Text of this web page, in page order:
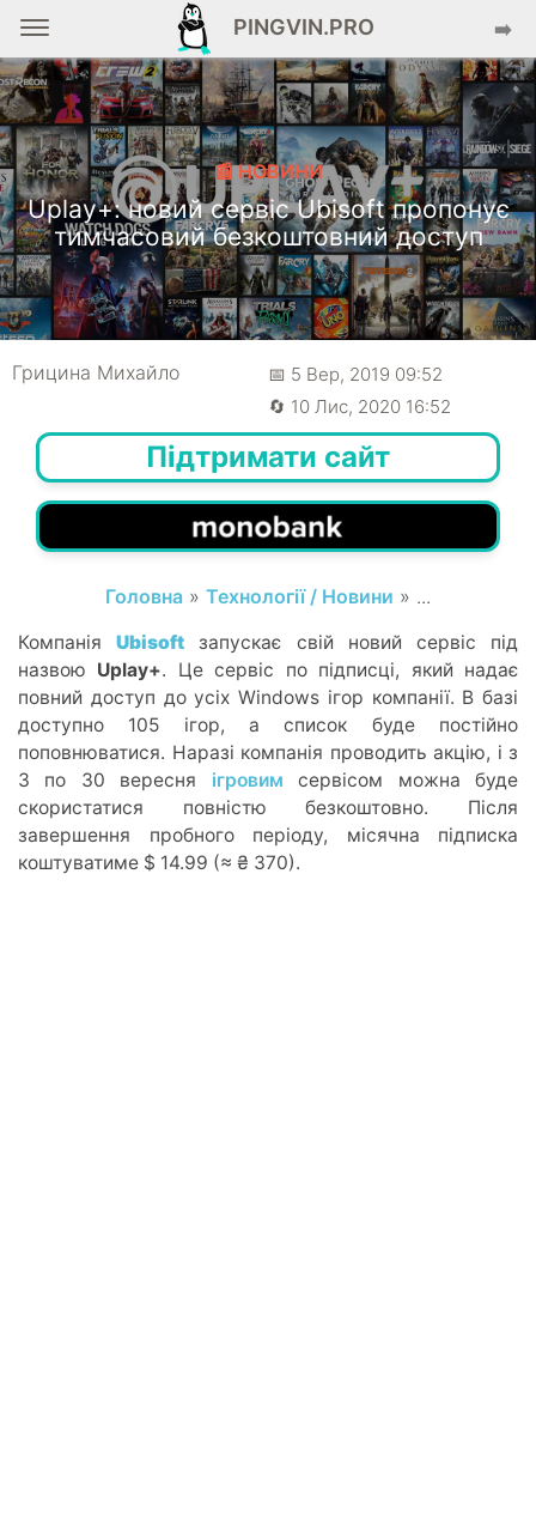
PINGVIN.PRO ➡️
📰 НОВИНИ
Uplay+: новий сервіс Ubisoft пропонує
тимчасовий безкоштовний доступ
Грицина Михайло
📅 5 Вер, 2019 09:52
🔄 10 Лис, 2020 16:52
Підтримати сайт
Головна » Технології / Новини » ...
КомпаніяUbisoft запускає свій новий сервіс під
назвою Uplay+. Це сервіс по підписці, який надає
повний доступ до усіх Windows ігор компанії. В базі
доступно 105 ігор, а список буде постійно
поповнюватися. Наразі компанія проводить акцію, і з
3 по 30 вересня ігровим сервісом можна буде
скористатися повністю безкоштовно. Після
завершення пробного періоду, місячна підписка
коштуватиме $ 14.99 (≈ ₴ 370).